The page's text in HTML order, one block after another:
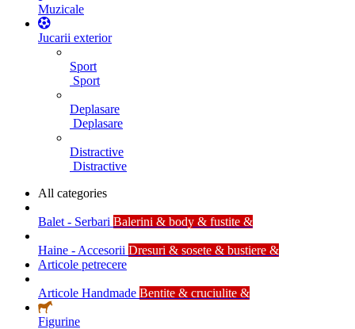
Muzicale
Jucarii exterior
Sport
Sport
Deplasare
Deplasare
Distractive
Distractive
All categories
Balet - Serbari Balerini & body & fustite &
Haine - Accesorii Dresuri & sosete & bustiere &
Articole petrecere
Articole Handmade Bentite & cruciulite &
Figurine